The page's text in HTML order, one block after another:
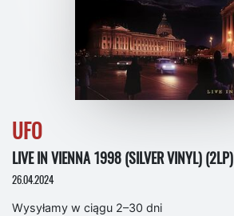
UFO
LIVE IN VIENNA 1998 (SILVER VINYL) (2LP)
26.04.2024
Wysyłamy w ciągu 2–30 dni